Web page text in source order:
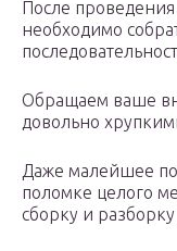
После
необходимо
Обращаем ваше
довольно
Даже малейшее
поломке целого
сборку и